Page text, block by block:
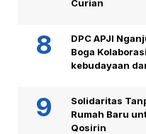
Curian
DPC APJI
Boga
kebudayaan
Solidaritas
Rumah Baru
Qosirin